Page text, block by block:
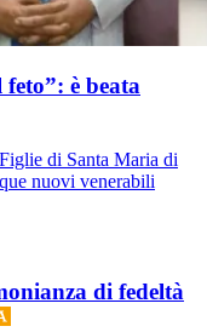
è beata
di Santa Maria di
nuovi venerabili
di fedeltà